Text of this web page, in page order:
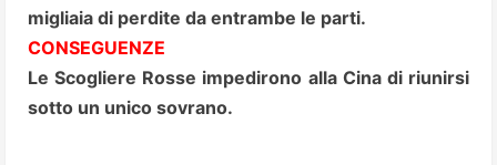
migliaia di perdite da entrambe le parti.
CONSEGUENZE
Le Scogliere Rosse impedirono alla Cina di riunirsi
sotto un unico sovrano.